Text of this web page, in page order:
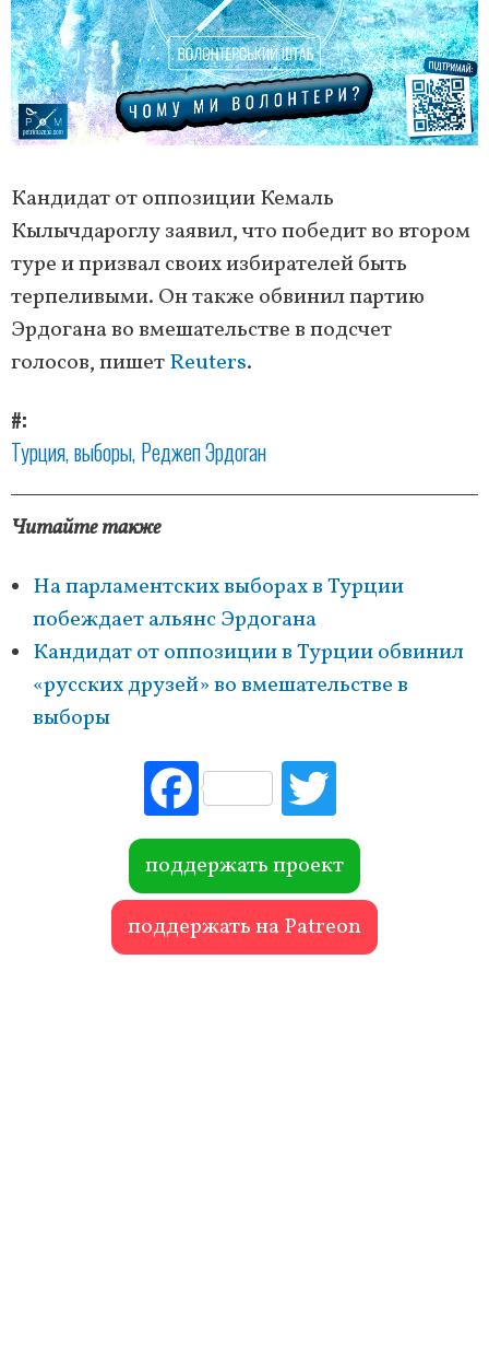
Кандидат от оппозиции Кемаль
Кылычдароглу заявил, что победит во втором
туре и призвал своих избирателей быть
терпеливыми. Он также обвинил партию
Эрдогана во вмешательстве в подсчет
голосов, пишетReuters.
#
Турция выборы Реджеп Эрдоган
Читайте также
На парламентских выборах в Турции
побеждает альянс Эрдогана
Кандидат от оппозиции в Турции обвинил
«русских друзей» во вмешательстве в
выборы
Fac
ebo
ok r
поддержать проект
поддержать на Patreon